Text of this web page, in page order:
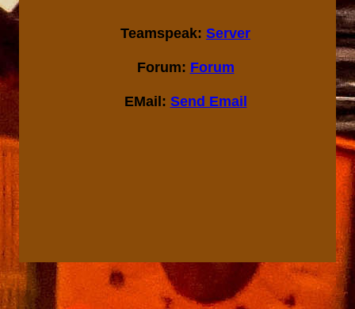
Teamspeak: Server
Forum: Forum
EMail: Send Email